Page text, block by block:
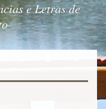
e Letras de